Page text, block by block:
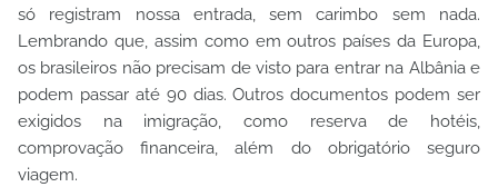
só registram nossa entrada, sem carimbo sem nada.
Lembrando que, assim como em outros países da Europa,
os brasileiros não precisam de visto para entrar na Albânia e
podem passar até 90 dias. Outros documentos podem ser
exigidos na imigração, como reserva de hotéis,
comprovação financeira, além do obrigatório seguro
viagem.